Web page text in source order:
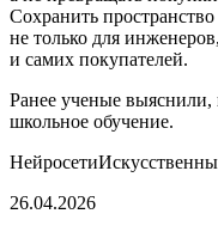
Сохранить
не только для
и самих покупателей.
Ранее ученые
школьное обучение.
26.04.2026